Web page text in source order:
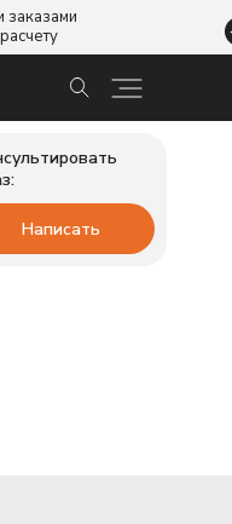
заказами
Написать